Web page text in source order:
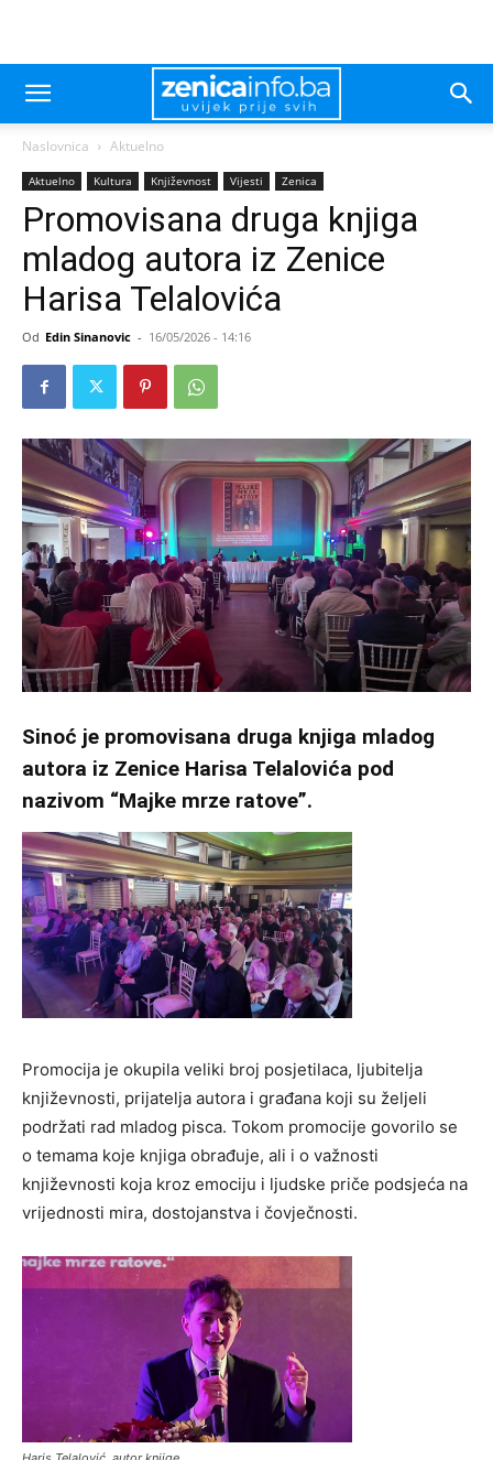
Naslovnica Aktuelno
Aktuelno Kultura Književnost Vijesti Zenica
Promovisana druga knjiga
mladog autora iz Zenice
Harisa Telalovića
Od Edin Sinanovic - 16/05/2026 - 14:16
Sinoć je promovisana druga knjiga mladog
autora iz Zenice Harisa Telalovića pod
nazivom “Majke mrze ratove”.
Promocija je okupila veliki broj posjetilaca, ljubitelja
književnosti, prijatelja autora i građana koji su željeli
podržati rad mladog pisca. Tokom promocije govorilo se
o temama koje knjiga obrađuje, ali i o važnosti
književnosti koja kroz emociju i ljudske priče podsjeća na
vrijednosti mira, dostojanstva i čovječnosti.